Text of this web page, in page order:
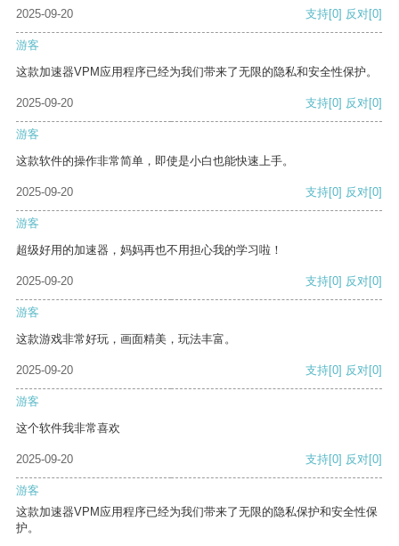
2025-09-20 支持[0] 反对[0]
游客
这款加速器VPM应用程序已经为我们带来了无限的隐私和安全性保护。
2025-09-20 支持[0] 反对[0]
游客
这款软件的操作非常简单，即使是小白也能快速上手。
2025-09-20 支持[0] 反对[0]
游客
超级好用的加速器，妈妈再也不用担心我的学习啦！
2025-09-20 支持[0] 反对[0]
游客
这款游戏非常好玩，画面精美，玩法丰富。
2025-09-20 支持[0] 反对[0]
游客
这个软件我非常喜欢
2025-09-20 支持[0] 反对[0]
游客
这款加速器VPM应用程序已经为我们带来了无限的隐私保护和安全性保
护。